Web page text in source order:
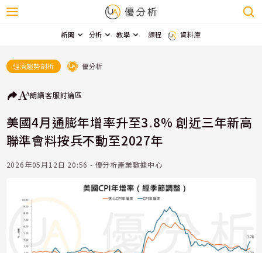
新聞 分析 教學 課程 資料庫
經濟趨勢剖析 優分析
朗讀客服討論區
美國4月通膨年增率升至3.8% 創近三年新高
聯準會料按兵不動至2027年
2026年05月12日 20:56 - 優分析產業數據中心